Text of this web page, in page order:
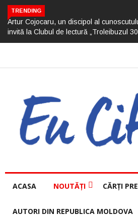
TRENDING
Artur Cojocaru, un discipol al
invită la Clubul de lectură „Troleibuzul
ACASA NOUTĂȚI CĂRȚI
AUTORI DIN REPUBLICA MOLDOVA